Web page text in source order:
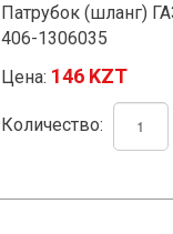
Патрубок (шланг)
406-1306035
Цена: 146 KZT
Количество: